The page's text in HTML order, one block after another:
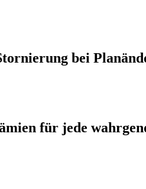
bei
für jede